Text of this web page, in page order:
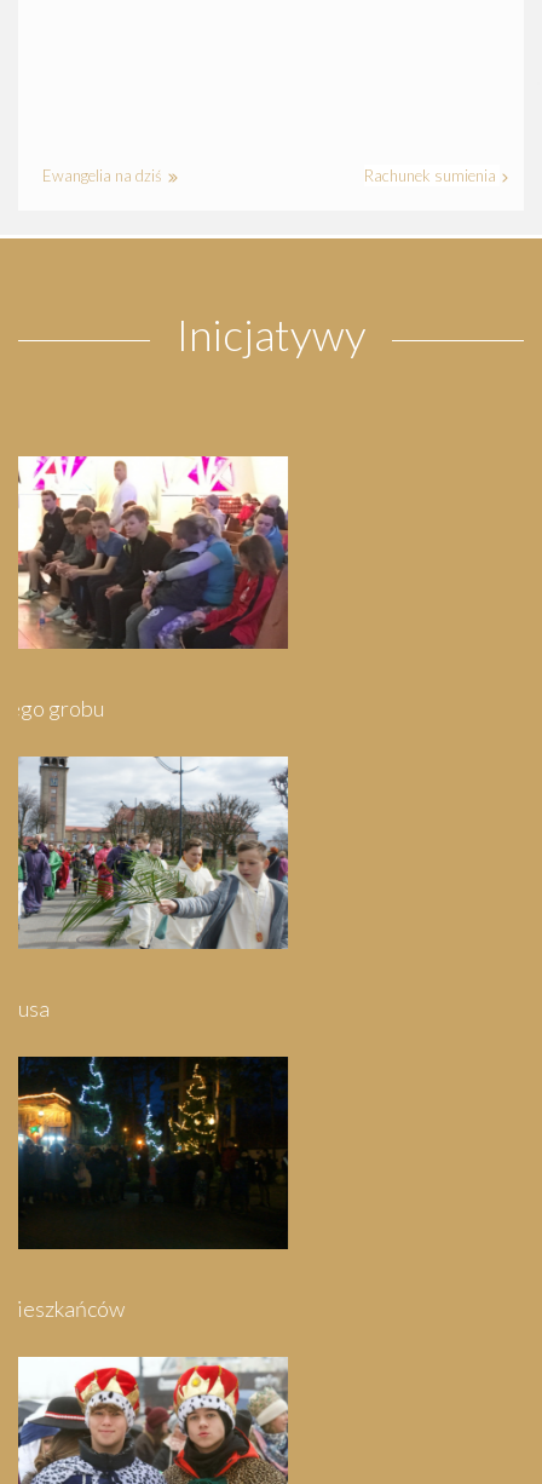
Ewangelia na dziś Rachunek sumienia
Inicjatywy
Pielgrzymka do Wejherowa
Festyn Parafialny